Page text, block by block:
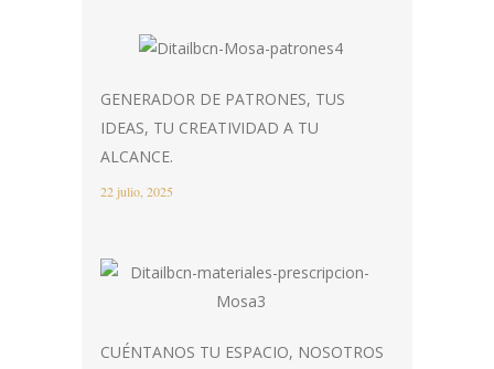
GENERADOR DE PATRONES, TUS
IDEAS, TU CREATIVIDAD A TU
ALCANCE.
22 julio, 2025
CUÉNTANOS TU ESPACIO, NOSOTROS